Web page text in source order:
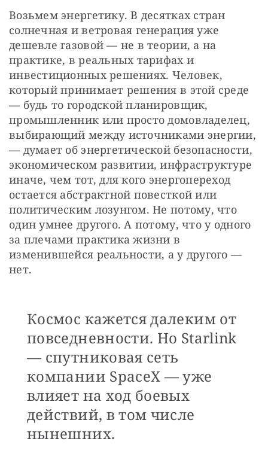
Возьмем энергетику. В десятках стран
солнечная и ветровая генерация уже
дешевле газовой — не в теории, а на
практике, в реальных тарифах и
инвестиционных решениях. Человек,
который принимает решения в этой среде
— будь то городской планировщик,
промышленник или просто домовладелец,
выбирающий между источниками энергии,
— думает об энергетической безопасности,
экономическом развитии, инфраструктуре
иначе, чем тот, для кого энергопереход
остается абстрактной повесткой или
политическим лозунгом. Не потому, что
один умнее другого. А потому, что у одного
за плечами практика жизни в
изменившейся реальности, а у другого —
нет.
Космос кажется далеким от
повседневности. Но Starlink
— спутниковая сеть
компании SpaceX — уже
влияет на ход боевых
действий, в том числе
нынешних.